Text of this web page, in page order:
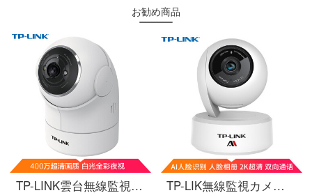
お勧め商品
TP-LINK雲台無線監視カメラ400万高清360度のパノラマwifi遠隔家庭用スマートネットワークカメラH.265フルカラーの夜間テレビTL-PC 44 EW-4 TP-LIK無線監視カメラ2 Kハイビジョン300万雲台家庭用スマートネットワーク家庭安全防犯カメラ360パノラマwifi携帯電話遠隔IPC 43 AN AI版